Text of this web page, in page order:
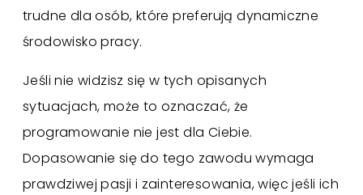
trudne dla osób, które preferują dynamiczne
środowisko pracy.
Jeśli nie widzisz się w tych opisanych
sytuacjach, może to oznaczać, że
programowanie nie jest dla Ciebie.
Dopasowanie się do tego zawodu wymaga
prawdziwej pasji i zainteresowania, więc jeśli ich